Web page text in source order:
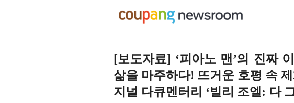
[보도자료] ‘피아노 맨’의 진짜
삶을 마주하다! 뜨거운 호평 속
지널 다큐멘터리 ‘빌리 조엘: 다